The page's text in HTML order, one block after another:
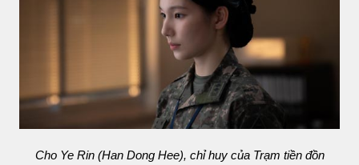
Cho Ye Rin (Han Dong Hee), chỉ huy của Trạm tiền đồn